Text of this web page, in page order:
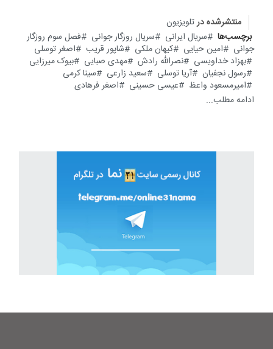
منتشرشده درتلویزیون
برچسب‌ها
سریال ایرانی سریال روزگار جوانی
فصل سوم روزگار
جوانی
امین حیایی کیهان ملکی شاپور قریب
اصغر توسلی
بهزاد خداویسی
نصرالله رادش مهدی صبایی
بیوک میرزایی
رسول نجفیان
آریا توسلی سعید زارعی
سینا کرمی
امیرمسعود واعظ
عیسی حسینی
اصغر فرهادی
ادامه مطلب...